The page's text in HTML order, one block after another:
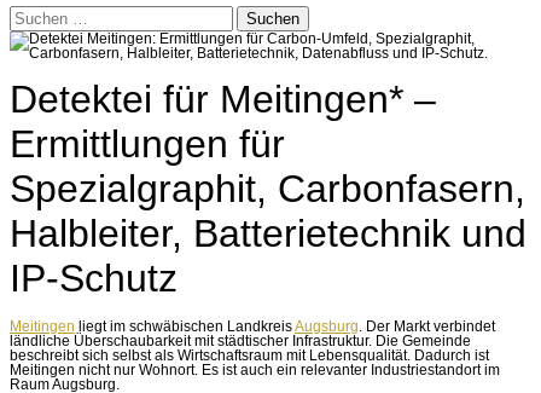
Suchen
nach:
Detektei für Meitingen* –
Ermittlungen für
Spezialgraphit, Carbonfasern,
Halbleiter, Batterietechnik und
IP-Schutz
Meitingen liegt im schwäbischen LandkreisAugsburg . Der Markt verbindet
ländliche Überschaubarkeit mit städtischer Infrastruktur. Die Gemeinde
beschreibt sich selbst als Wirtschaftsraum mit Lebensqualität. Dadurch ist
Meitingen nicht nur Wohnort. Es ist auch ein relevanter Industriestandort im
Raum Augsburg.